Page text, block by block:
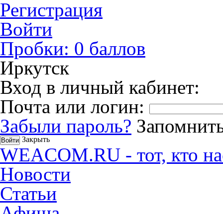
Регистрация
Войти
Пробки: 0 баллов
Иркутск
Вход в личный кабинет:
Почта или логин:
Забыли пароль?
Закрыть
WEACOM.RU - тот, кто
Новости
Статьи